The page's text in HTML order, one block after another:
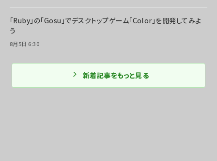
「Ruby」の「Gosu」でデスクトップゲーム「Color」を開発してみよ
う
8月5日 6:30
新着記事をもっと見る